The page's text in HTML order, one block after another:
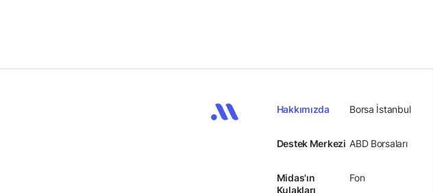
Hakkımızda
Destek Merkezi
Midas'ın
Kulakları
Borsa İstanbul
ABD Borsaları
Fon